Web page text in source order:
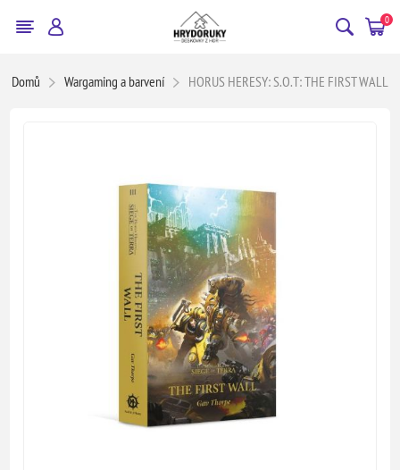
0
Domů Wargaming a barvení HORUS HERESY: S.O.T: THE FIRST WALL